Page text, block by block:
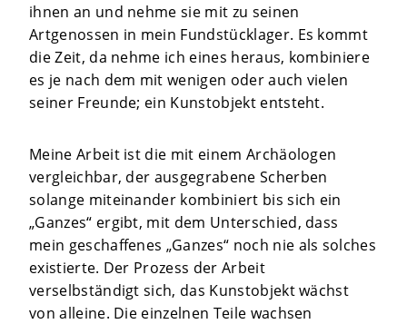
ihnen an und nehme sie mit zu seinen
Artgenossen in mein Fundstücklager. Es kommt
die Zeit, da nehme ich eines heraus, kombiniere
es je nach dem mit wenigen oder auch vielen
seiner Freunde; ein Kunstobjekt entsteht.
Meine Arbeit ist die mit einem Archäologen
vergleichbar, der ausgegrabene Scherben
solange miteinander kombiniert bis sich ein
„Ganzes“ ergibt, mit dem Unterschied, dass
mein geschaffenes „Ganzes“ noch nie als solches
existierte. Der Prozess der Arbeit
verselbständigt sich, das Kunstobjekt wächst
von alleine. Die einzelnen Teile wachsen